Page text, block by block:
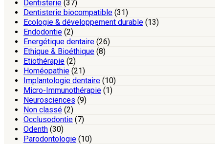
Dentisterie (37)
Dentisterie biocompatible (31)
Ecologie & développement durable (13)
Endodontie (2)
Energétique dentaire (26)
Ethique & Bioéthique (8)
Etiothérapie (2)
Homéopathie (21)
Implantologie dentaire (10)
Micro-Immunothérapie (1)
Neurosciences (9)
Non classé (2)
Occlusodontie (7)
Odenth (30)
Parodontologie (10)